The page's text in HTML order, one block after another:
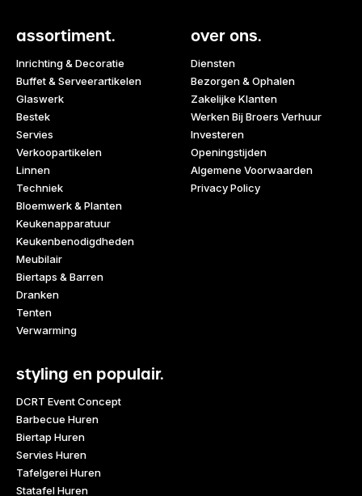
assortiment.
Inrichting & Decoratie
Buffet & Serveerartikelen
Glaswerk
Bestek
Servies
Verkoopartikelen
Linnen
Techniek
Bloemwerk & Planten
Keukenapparatuur
Keukenbenodigdheden
Meubilair
Biertaps & Barren
Dranken
Tenten
Verwarming
over ons.
Diensten
Bezorgen & Ophalen
Zakelijke Klanten
Werken Bij Broers Verhuur
Investeren
Openingstijden
Algemene Voorwaarden
Privacy Policy
styling en populair.
DCRT Event Concept
Barbecue Huren
Biertap Huren
Servies Huren
Tafelgerei Huren
Statafel Huren